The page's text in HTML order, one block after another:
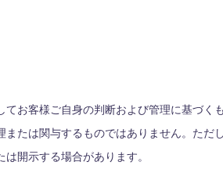
お客様ご自身の判断および管理に基づ
たは関与するものではありません。た
開示する場合があります。